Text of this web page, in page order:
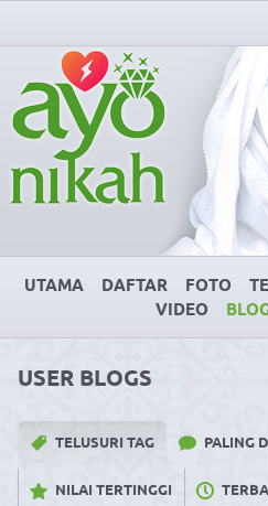
UTAMA DAFTAR FOTO
VIDEO
USER BLOGS
TELUSURI TAG PALING
NILAI TERTINGGI